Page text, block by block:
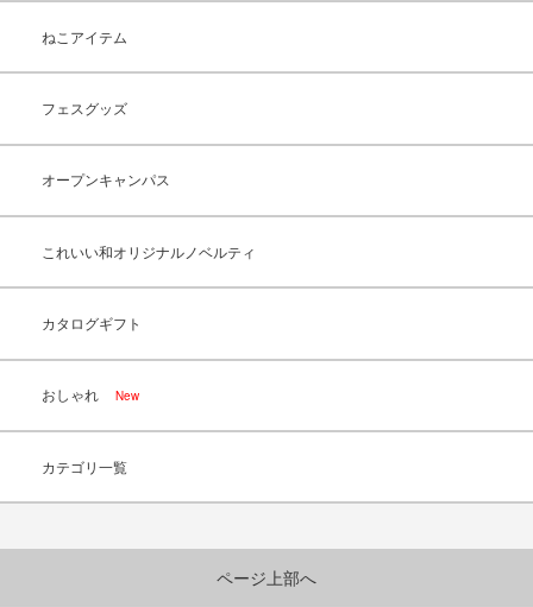
ねこアイテム
フェスグッズ
オープンキャンパス
これいい和オリジナルノベルティ
カタログギフト
おしゃれ New
カテゴリ一覧
ページ上部へ